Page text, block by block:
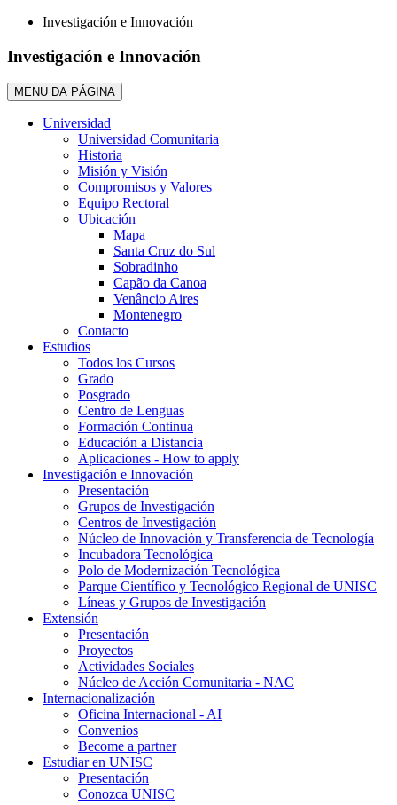
Investigación e Innovación
Investigación e Innovación
MENU DA PÁGINA
Universidad
Universidad Comunitaria
Historia
Misión y Visión
Compromisos y Valores
Equipo Rectoral
Ubicación
Mapa
Santa Cruz do Sul
Sobradinho
Capão da Canoa
Venâncio Aires
Montenegro
Contacto
Estudios
Todos los Cursos
Grado
Posgrado
Centro de Lenguas
Formación Continua
Educación a Distancia
Aplicaciones - How to apply
Investigación e Innovación
Presentación
Grupos de Investigación
Centros de Investigación
Núcleo de Innovación y Transferencia de Tecnología
Incubadora Tecnológica
Polo de Modernización Tecnológica
Parque Científico y Tecnológico Regional de UNISC
Líneas y Grupos de Investigación
Extensión
Presentación
Proyectos
Actividades Sociales
Núcleo de Acción Comunitaria - NAC
Internacionalización
Oficina Internacional - AI
Convenios
Become a partner
Estudiar en UNISC
Presentación
Conozca UNISC